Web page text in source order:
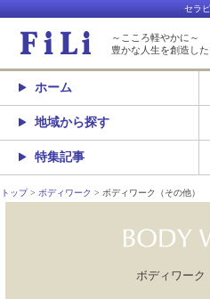
セラ
～こころ軽やかに～
豊かな人生を創造し
ホーム
地域から探す
特集記事
トップ ボディワーク ボディワーク（その他）
ボディワーク